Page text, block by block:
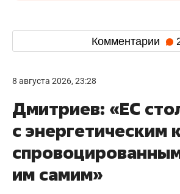
Комментарии
8 августа 2026, 23:28
Дмитриев: «ЕС
с энергетическим
им самим»